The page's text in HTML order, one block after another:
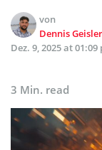
von
Dennis Geisler
Dez. 9, 2025 at 01:09
3 Min. read